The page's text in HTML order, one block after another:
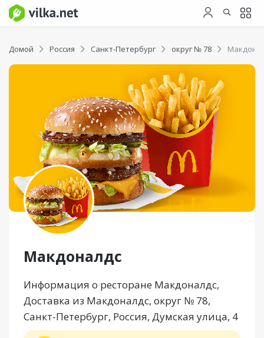
Домой Россия Санкт-Петербург округ № 78
Макдоналдс
Информация о ресторане Макдоналдс,
Доставка из Макдоналдс, округ № 78,
Санкт-Петербург, Россия, Думская улица, 4